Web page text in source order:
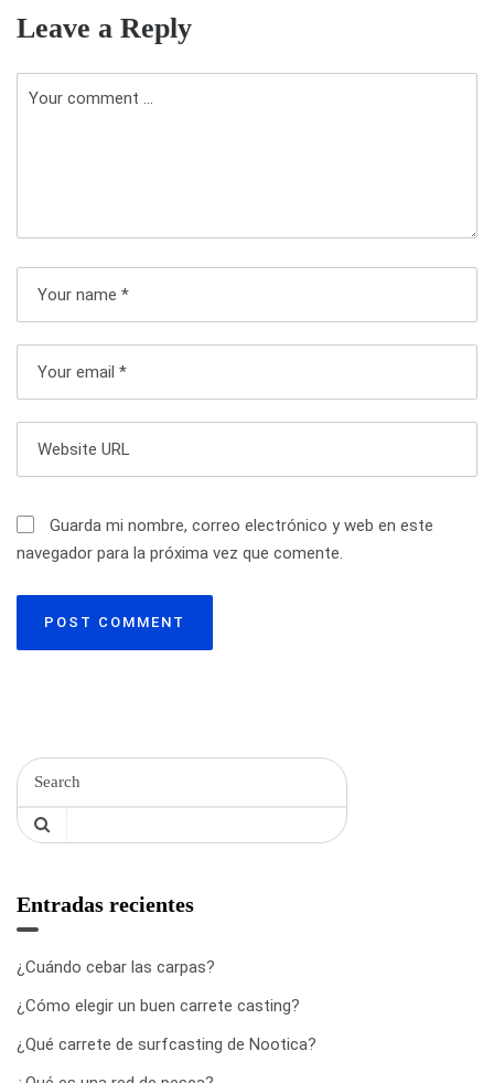
g
ó
d
e
n
t
r
d
Leave a Reply
Guarda mi nombre, correo electrónico y web en este
navegador para la próxima vez que comente.
Entradas recientes
¿Cuándo cebar las carpas?
¿Cómo elegir un buen carrete casting?
¿Qué carrete de surfcasting de Nootica?